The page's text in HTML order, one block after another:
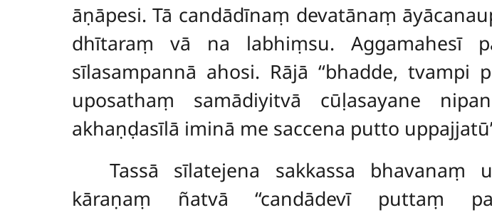
āṇāpesi. Tā candādīnaṃ devatānaṃ
dhītaraṃ vā na labhiṃsu. Aggamahesī
sīlasampannā ahosi. Rājā ‘‘bhadde, tvampi
uposathaṃ samādiyitvā cūḷasayane
akhaṇḍasīlā iminā me saccena putto
Tassā sīlatejena sakkassa bhavanaṃ
kāraṇaṃ ñatvā ‘‘candādevī puttaṃ